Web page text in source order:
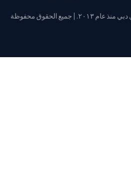
خبراء التنظيف الموثوق بهم في دبي منذ عام ٢٠١٣. | جميع الحقوق محفوظة